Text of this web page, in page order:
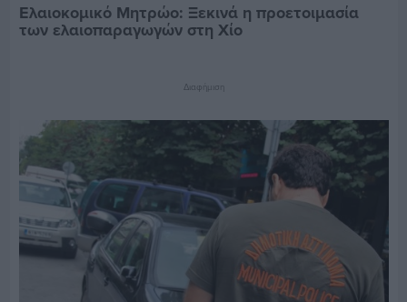
Ελαιοκομικό Μητρώο: Ξεκινά η προετοιμασία
των ελαιοπαραγωγών στη Χίο
Διαφήμιση